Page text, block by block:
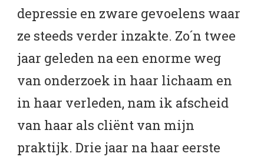
depressie en zware gevoelens waar
ze steeds verder inzakte. Zo´n twee
jaar geleden na een enorme weg
van onderzoek in haar lichaam en
in haar verleden, nam ik afscheid
van haar als cliënt van mijn
praktijk. Drie jaar na haar eerste